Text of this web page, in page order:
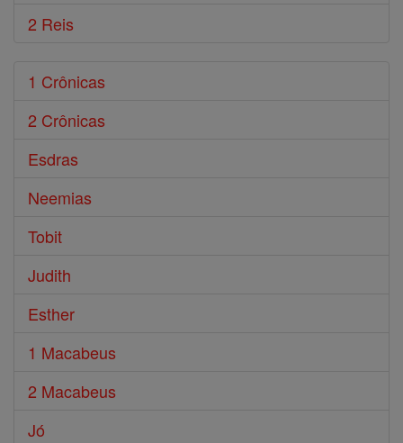
2 Reis
1 Crônicas
2 Crônicas
Esdras
Neemias
Tobit
Judith
Esther
1 Macabeus
2 Macabeus
Jó